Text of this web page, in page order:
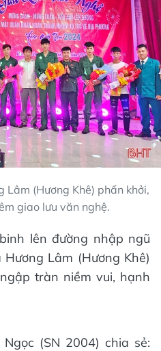
Lâm (Hương Khê) phấn khởi,
giao lưu văn nghệ.
lên đường nhập ngũ
Lâm (Hương Khê)
tràn niềm vui, hạnh
(SN 2004) chia sẻ: